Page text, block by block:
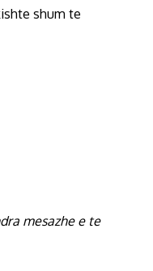
shum te
mesazhe e te